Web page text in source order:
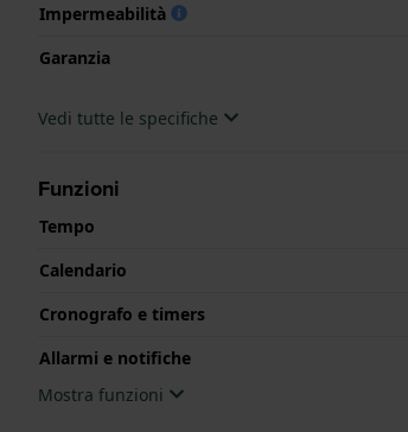
Impermeabilità
Garanzia
Vedi tutte le specifiche
Funzioni
Tempo
Calendario
Cronografo e timers
Allarmi e notifiche
Mostra funzioni